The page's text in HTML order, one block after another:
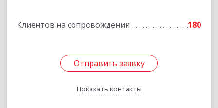
Клиентов на сопровождении 180
Отправить заявку
Показать контакты
Отправить заявку
Назад